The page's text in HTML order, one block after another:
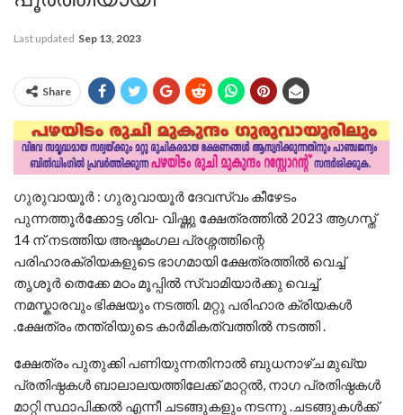
Last updated Sep 13, 2023
Share
ഗുരുവായൂർ : ഗുരുവായൂർ ദേവസ്വം കീഴേടം
പുന്നത്തൂർക്കോട്ട ശിവ- വിഷ്ണു ക്ഷേത്രത്തിൽ 2023 ആഗസ്ത്
14 ന് നടത്തിയ അഷ്ടമംഗല പ്രശ്നത്തിന്റെ
പരിഹാരക്രിയകളുടെ ഭാഗമായി ക്ഷേത്രത്തിൽ വെച്ച്
തൃശൂർ തെക്കേ മഠം മൂപ്പിൽ സ്വാമിയാർക്കു വെച്ച്
നമസ്കാരവും ഭിക്ഷയും നടത്തി. മറ്റു പരിഹാര ക്രിയകൾ
.ക്ഷേത്രം തന്ത്രിയുടെ കാർമികത്വത്തിൽ നടത്തി .
ക്ഷേത്രം പുതുക്കി പണിയുന്നതിനാൽ ബുധനാഴ്ച മുഖ്യ
പ്രതിഷ്ഠകൾ ബാലാലയത്തിലേക്ക് മാറ്റൽ, നാഗ പ്രതിഷ്ഠകൾ
മാറ്റി സ്ഥാപിക്കൽ എന്നീ ചടങ്ങുകളും നടന്നു .ചടങ്ങുകൾക്ക്